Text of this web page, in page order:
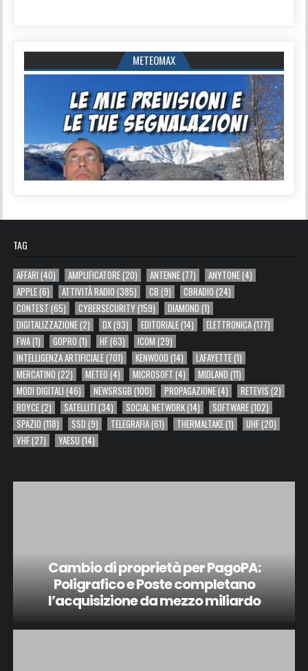
METEOMAX
TAG
AFFARI (40) AMPLIFICATORE(20) ANTENNE(77) ANYTONE(4)
APPLE(6) ATTIVITÀ RADIO (385) CB (9) CBRADIO (24)
CONTEST (65) CYBERSECURITY(159) DIAMOND (1)
DIGITALIZZAZIONE(2) DX(93) EDITORIALE(14) ELETTRONICA(177)
FWA(1) GOPRO (1) HF(63) ICOM (29)
INTELLIGENZA ARTIFICIALE(701) KENWOOD (14) LAFAYETTE(1)
MERCATINO (22) METEO (4) MICROSOFT (4) MIDLAND (11)
MODI DIGITALI (46) NEWSRSGB (100) PROPAGAZIONE(4) RETEVIS (2)
ROYCE(2) SATELLITI (34) SOCIAL NETWORK(14) SOFTWARE(102)
SPAZIO (118) SSD (9) TELEGRAFIA(61) THERMALTAKE(1) UHF(20)
VHF(27) YAESU (14)
Cambio di proprietà per PagoPA:
Poligrafico e Poste completano
l’acquisizione da mezzo miliardo